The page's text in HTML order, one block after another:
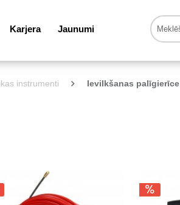
Karjera Jaunumi
instrumenti Ievilkšanas palīgierīce